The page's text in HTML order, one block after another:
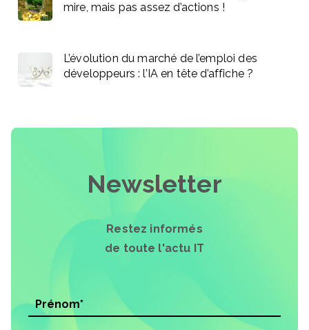
mire, mais pas assez d’actions !
L’évolution du marché de l’emploi des
développeurs : l’IA en tête d’affiche ?
Newsletter
Restez informés
de toute l'actu IT